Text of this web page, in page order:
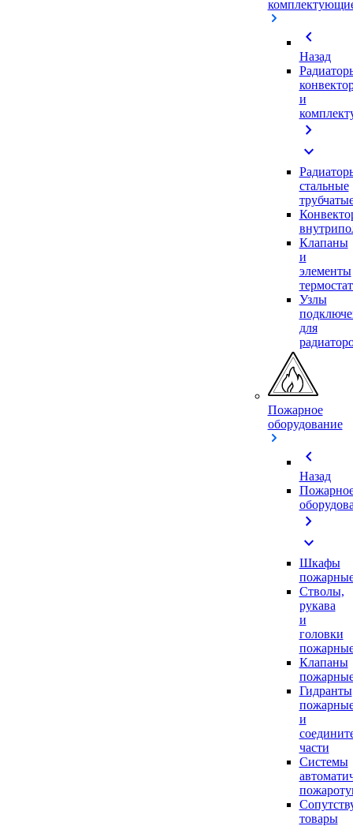
chevron_left
Назад
и
chevron_right
expand_more
стальные
Клапаны
и
элементы
Узлы
для
Пожарное
оборудование
chevron_left
Назад
chevron_right
expand_more
Шкафы
Стволы,
рукава
и
головки
Клапаны
Гидранты
и
части
Системы
товары